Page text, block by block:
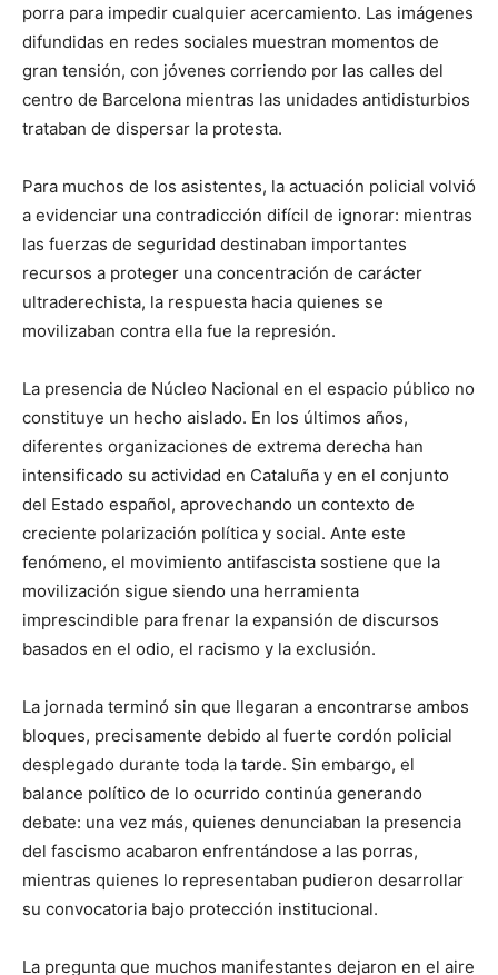
porra para impedir cualquier acercamiento. Las imágenes
difundidas en redes sociales muestran momentos de
gran tensión, con jóvenes corriendo por las calles del
centro de Barcelona mientras las unidades antidisturbios
trataban de dispersar la protesta.
Para muchos de los asistentes, la actuación policial volvió
a evidenciar una contradicción difícil de ignorar: mientras
las fuerzas de seguridad destinaban importantes
recursos a proteger una concentración de carácter
ultraderechista, la respuesta hacia quienes se
movilizaban contra ella fue la represión.
La presencia de Núcleo Nacional en el espacio público no
constituye un hecho aislado. En los últimos años,
diferentes organizaciones de extrema derecha han
intensificado su actividad en Cataluña y en el conjunto
del Estado español, aprovechando un contexto de
creciente polarización política y social. Ante este
fenómeno, el movimiento antifascista sostiene que la
movilización sigue siendo una herramienta
imprescindible para frenar la expansión de discursos
basados en el odio, el racismo y la exclusión.
La jornada terminó sin que llegaran a encontrarse ambos
bloques, precisamente debido al fuerte cordón policial
desplegado durante toda la tarde. Sin embargo, el
balance político de lo ocurrido continúa generando
debate: una vez más, quienes denunciaban la presencia
del fascismo acabaron enfrentándose a las porras,
mientras quienes lo representaban pudieron desarrollar
su convocatoria bajo protección institucional.
La pregunta que muchos manifestantes dejaron en el aire